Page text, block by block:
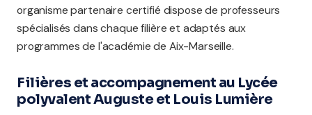
organisme partenaire certifié dispose de professeurs
spécialisés dans chaque filière et adaptés aux
programmes de l'académie de Aix-Marseille.
Filières et accompagnement au Lycée
polyvalent Auguste et Louis Lumière